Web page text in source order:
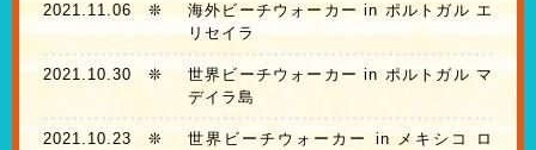
2021.11.06 ❊
海外ビーチウォーカー in ポルトガル エ
リセイラ
2021.10.30 ❊
世界ビーチウォーカー in ポルトガル マ
デイラ島
2021.10.23 ❊
世界ビーチウォーカー in メキシコ ロ